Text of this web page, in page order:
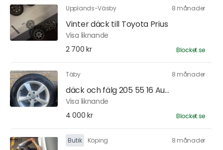
Upplands-Väsby 8 månader
Vinter däck till Toyota Prius
Visa liknande
2 700 kr
Blocket.se
Täby 8 månader
däck och fälg 205 55 16 Au...
Visa liknande
4 000 kr
Blocket.se
Butik Köping 8 månader